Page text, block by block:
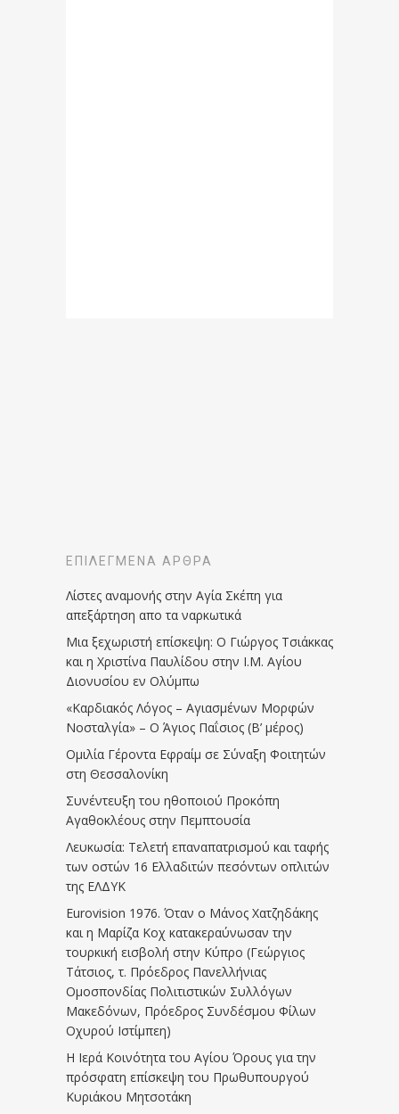
ΕΠΙΛΕΓΜΈΝΑ ΆΡΘΡΑ
Λίστες αναμονής στην Αγία Σκέπη για
απεξάρτηση απο τα ναρκωτικά
Μια ξεχωριστή επίσκεψη: Ο Γιώργος Τσιάκκας
και η Χριστίνα Παυλίδου στην Ι.Μ. Αγίου
Διονυσίου εν Ολύμπω
«Καρδιακός Λόγος – Αγιασμένων Μορφών
Νοσταλγία» – Ο Άγιος Παΐσιος (Β’ μέρος)
Ομιλία Γέροντα Εφραίμ σε Σύναξη Φοιτητών
στη Θεσσαλονίκη
Συνέντευξη του ηθοποιού Προκόπη
Αγαθοκλέους στην Πεμπτουσία
Λευκωσία: Τελετή επαναπατρισμού και ταφής
των οστών 16 Ελλαδιτών πεσόντων οπλιτών
της ΕΛΔΥΚ
Eurovision 1976. Όταν ο Μάνος Χατζηδάκης
και η Μαρίζα Κοχ κατακεραύνωσαν την
τουρκική εισβολή στην Κύπρο (Γεώργιος
Τάτσιος, τ. Πρόεδρος Πανελλήνιας
Ομοσπονδίας Πολιτιστικών Συλλόγων
Μακεδόνων, Πρόεδρος Συνδέσμου Φίλων
Οχυρού Ιστίμπεη)
Η Ιερά Κοινότητα του Αγίου Όρους για την
πρόσφατη επίσκεψη του Πρωθυπουργού
Κυριάκου Μητσοτάκη